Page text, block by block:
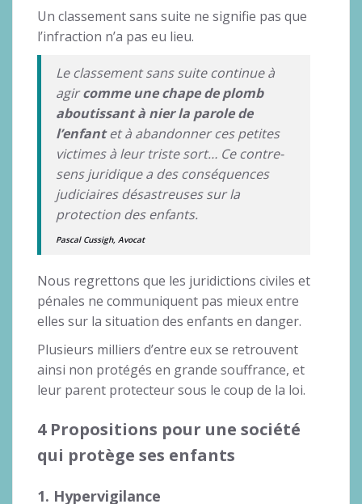
Un classement sans suite ne signifie pas que
l’infraction n’a pas eu lieu.
Le classement sans suite continue à
agircomme une chape de plomb
aboutissant à nier la parole de
l’enfantet à abandonner ces petites
victimes à leur triste sort… Ce contre-
sens juridique a des conséquences
judiciaires désastreuses sur la
protection des enfants.
Pascal Cussigh, Avocat
Nous regrettons que les juridictions civiles et
pénales ne communiquent pas mieux entre
elles sur la situation des enfants en danger.
Plusieurs milliers d’entre eux se retrouvent
ainsi non protégés en grande souffrance, et
leur parent protecteur sous le coup de la loi.
4 Propositions pour une société
qui protège ses enfants
1. Hypervigilance